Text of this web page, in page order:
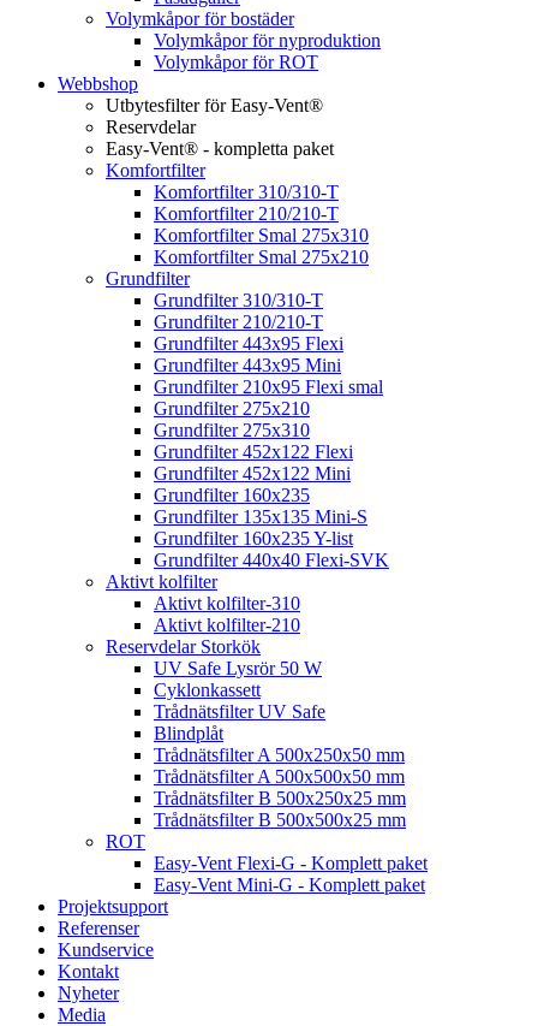
Volymkåpor för bostäder
Volymkåpor för nyproduktion
Volymkåpor för ROT
Webbshop
Utbytesfilter för Easy-Vent®
Reservdelar
Easy-Vent® - kompletta paket
Komfortfilter
Komfortfilter 310/310-T
Komfortfilter 210/210-T
Komfortfilter Smal 275x310
Komfortfilter Smal 275x210
Grundfilter
Grundfilter 310/310-T
Grundfilter 210/210-T
Grundfilter 443x95 Flexi
Grundfilter 443x95 Mini
Grundfilter 210x95 Flexi smal
Grundfilter 275x210
Grundfilter 275x310
Grundfilter 452x122 Flexi
Grundfilter 452x122 Mini
Grundfilter 160x235
Grundfilter 135x135 Mini-S
Grundfilter 160x235 Y-list
Grundfilter 440x40 Flexi-SVK
Aktivt kolfilter
Aktivt kolfilter-310
Aktivt kolfilter-210
Reservdelar Storkök
UV Safe Lysrör 50 W
Cyklonkassett
Trådnätsfilter UV Safe
Blindplåt
Trådnätsfilter A 500x250x50 mm
Trådnätsfilter A 500x500x50 mm
Trådnätsfilter B 500x250x25 mm
Trådnätsfilter B 500x500x25 mm
ROT
Easy-Vent Flexi-G - Komplett paket
Easy-Vent Mini-G - Komplett paket
Projektsupport
Referenser
Kundservice
Kontakt
Nyheter
Media